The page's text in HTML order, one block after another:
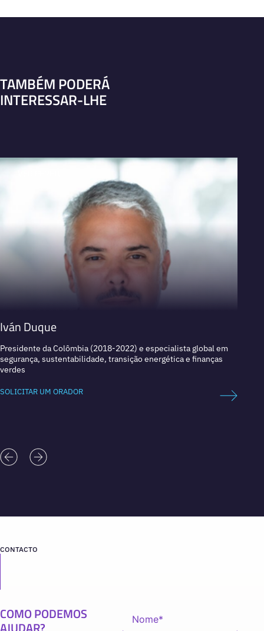
TAMBÉM PODERÁ
INTERESSAR-LHE
Iván Duque
Presidente da Colômbia (2018-2022) e especialista global em
segurança, sustentabilidade, transição energética e finanças
verdes
SOLICITAR UM ORADOR
CONTACTO
COMO PODEMOS